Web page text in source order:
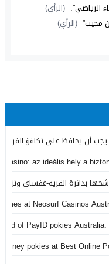
الرياضي”. (الرأي)
مجيب” (الرأي)
يجب أن يحافظ على تكافؤ الفرص
Casino: az ideális hely a
بدائرة القرية-غفساي
at Neosurf Casinos
of PayID pokies
pokies at Best Online